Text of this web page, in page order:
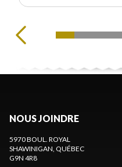
NOUS JOINDRE
5970 BOUL. ROYAL
SHAWINIGAN , QUÉBEC
G9N 4R8